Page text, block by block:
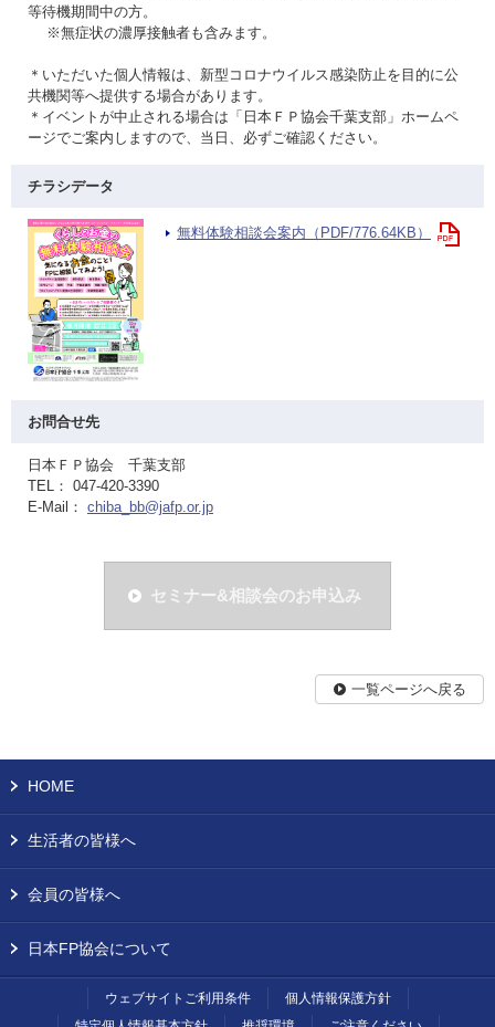
等待機期間中の方。
※無症状の濃厚接触者も含みます。
＊いただいた個人情報は、新型コロナウイルス感染防止を目的に公
共機関等へ提供する場合があります。
＊イベントが中止される場合は「日本ＦＰ協会千葉支部」ホームペ
ージでご案内しますので、当日、必ずご確認ください。
チラシデータ
無料体験相談会案内（PDF/776.64KB）
お問合せ先
日本ＦＰ協会 千葉支部
TEL： 047-420-3390
E-Mail： chiba_bb@jafp.or.jp
セミナー&相談会のお申込み
一覧ページへ戻る
HOME
生活者の皆様へ
会員の皆様へ
日本FP協会について
ウェブサイトご利用条件
個人情報保護方針